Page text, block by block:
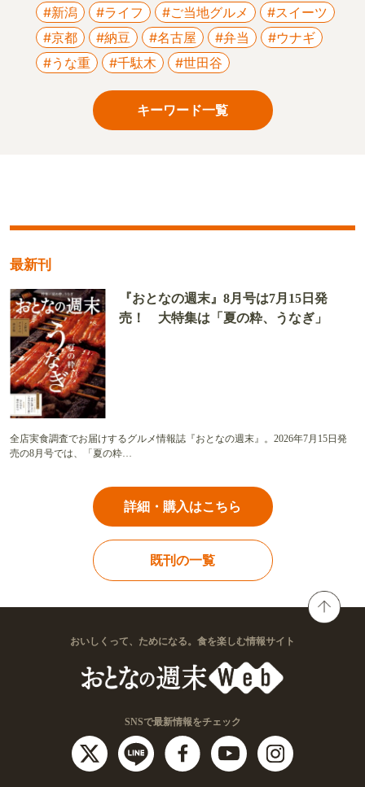
#新潟 #ライフ #ご当地グルメ
#スイーツ
#京都
#納豆 #名古屋 #弁当
#ウナギ
#うな重
#千駄木 #世田谷
キーワード一覧
最新刊
『おとなの週末』8月号は7月15日発
売！ 大特集は「夏の粋、うなぎ」
全店実食調査でお届けするグルメ情報誌『おとなの週末』。2026年7月15日発
売の8月号では、「夏の粋…
詳細・購入はこちら
既刊の一覧
おいしくって、ためになる。食を楽しむ情報サイト
SNSで最新情報をチェック